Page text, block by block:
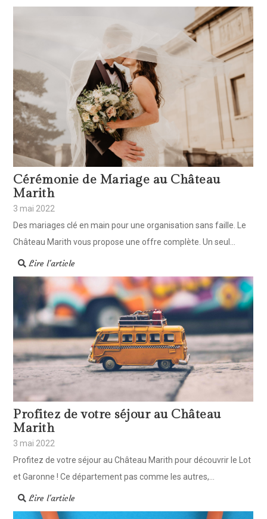
Cérémonie de Mariage au Château
Marith
3 mai 2022
Des mariages clé en main pour une organisation sans faille. Le
Château Marith vous propose une offre complète. Un seul...
Lire l'article
Profitez de votre séjour au Château
Marith
3 mai 2022
Profitez de votre séjour au Château Marith pour découvrir le Lot
et Garonne ! Ce département pas comme les autres,...
Lire l'article